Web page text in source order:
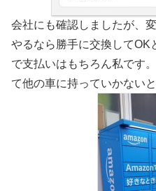
会社にも確認しましたが、
やるなら勝手に交換してOK
で支払いはもちろん私です
て他の車に持っていかない